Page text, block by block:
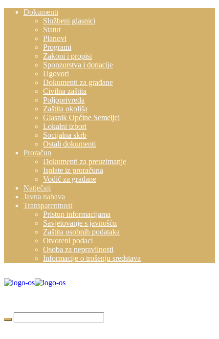
Dokumenti
Službeni glasnici
Statut
Planovi
Programi
Zakoni i propisi
Sponzorstva i donacije
Ugovori
Dokumenti za građane
Civilna zaštita
Poljoprivreda
Zaštita okoliša
Glasnik Općine Semeljci
Lokalni izbori
Socijalna skrb
Ostali dokumenti
Proračun
Dokumenti za preuzimanje
Isplate iz proračuna
Vodič za građane
Natječaji
Javna nabava
Transparentnost
Pristup informacijama
Savjetovanje s javnošću
Zaštita osobnih podataka
Otvoreni podaci
Osoba za nepravilnosti
Informacije o trošenju sredstava